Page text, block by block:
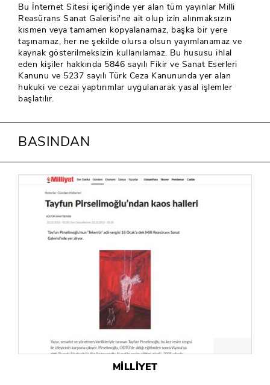
Bu İnternet Sitesi içeriğinde yer alan tüm yayınlar Milli
Reasürans Sanat Galerisi'ne ait olup izin alınmaksızın
kısmen veya tamamen kopyalanamaz, başka bir yere
taşınamaz, her ne şekilde olursa olsun yayımlanamaz ve
kaynak gösterilmeksizin kullanılamaz. Bu hususu ihlal
eden kişiler hakkında 5846 sayılı Fikir ve Sanat Eserleri
Kanunu ve 5237 sayılı Türk Ceza Kanununda yer alan
hukuki ve cezai yaptırımlar uygulanarak yasal işlemler
başlatılır.
BASINDAN
MİLLİYET